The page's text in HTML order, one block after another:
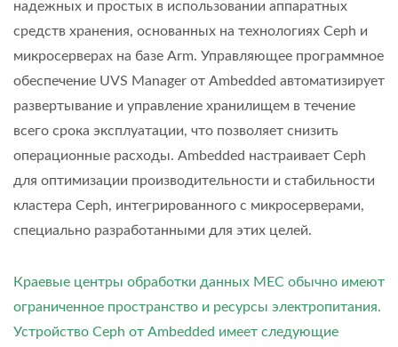
надежных и простых в использовании аппаратных
средств хранения, основанных на технологиях Ceph и
микросерверах на базе Arm. Управляющее программное
обеспечение UVS Manager от Ambedded автоматизирует
развертывание и управление хранилищем в течение
всего срока эксплуатации, что позволяет снизить
операционные расходы. Ambedded настраивает Ceph
для оптимизации производительности и стабильности
кластера Ceph, интегрированного с микросерверами,
специально разработанными для этих целей.
Краевые центры обработки данных MEC обычно имеют
ограниченное пространство и ресурсы электропитания.
Устройство Ceph от Ambedded имеет следующие